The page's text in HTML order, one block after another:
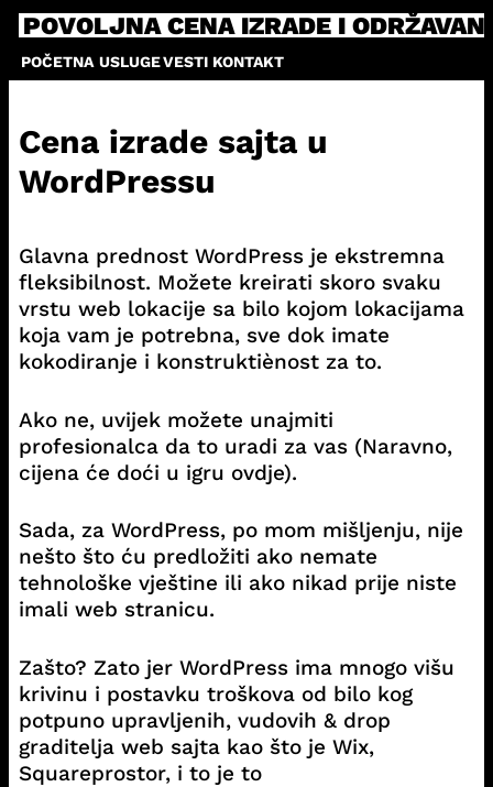
Skip
content
POVOLJNA CENA IZRADE I
POČETNA USLUGEVESTI KONTAKT
Cena izrade sajta u
WordPressu
Glavna prednost WordPress je ekstremna
fleksibilnost. Možete kreirati skoro svaku
vrstu web lokacije sa bilo kojom lokacijama
koja vam je potrebna, sve dok imate
kokodiranje i konstruktiènost za to.
Ako ne, uvijek možete unajmiti
profesionalca da to uradi za vas (Naravno,
cijena će doći u igru ovdje).
Sada, za WordPress, po mom mišljenju, nije
nešto što ću predložiti ako nemate
tehnološke vještine ili ako nikad prije niste
imali web stranicu.
Zašto? Zato jer WordPress ima mnogo višu
krivinu i postavku troškova od bilo kog
potpuno upravljenih, vudovih & drop
graditelja web sajta kao što je Wix,
Squareprostor, i to je to